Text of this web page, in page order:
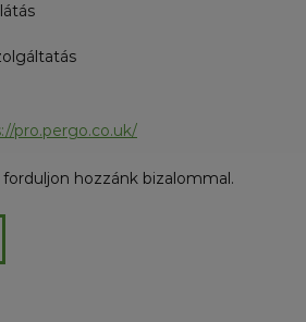
pro.pergo.co.uk/
hozzánk bizalommal.